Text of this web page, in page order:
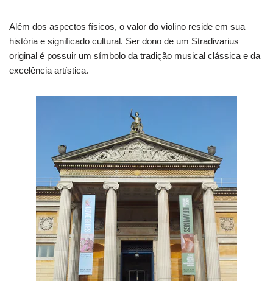
Além dos aspectos físicos, o valor do violino reside em sua
história e significado cultural. Ser dono de um Stradivarius
original é possuir um símbolo da tradição musical clássica e da
excelência artística.